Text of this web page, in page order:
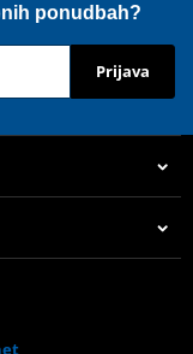
ponudbah?
Prijava